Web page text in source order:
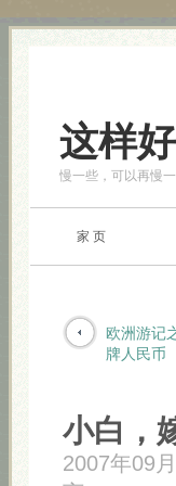
这样
慢一些，可以再慢
家 页
欧洲游记
牌人民币
小白，
2007年09